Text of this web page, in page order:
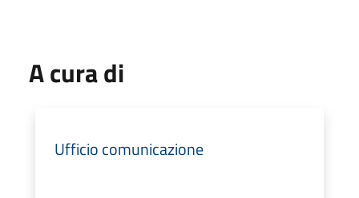
A cura di
Ufficio comunicazione